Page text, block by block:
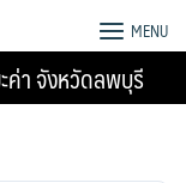
MENU
ค่า จังหวัดลพบุรี